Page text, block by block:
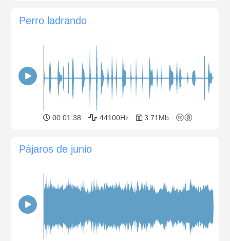
Perro ladrando
00:01:38 44100Hz 3.71Mb
Pájaros de junio